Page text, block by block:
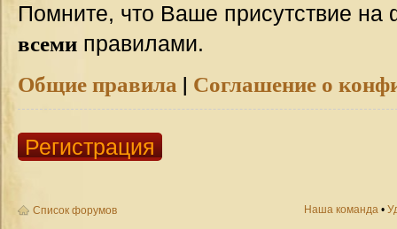
Помните, что Ваше присутствие на
всеми правилами.
Общие правила | Соглашение о
Регистрация
Список форумов Наша команда •